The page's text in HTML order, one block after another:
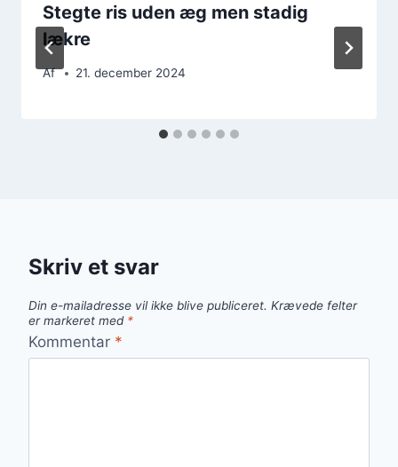
Stegte ris uden æg men stadig
lækre
Af 21. december 2024
Skriv et svar
Din e-mailadresse vil ikke blive publiceret. Krævede felter
er markeret med *
Kommentar *